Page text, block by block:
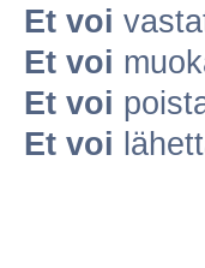
Et voi
Et voi
Et voi
Et voi